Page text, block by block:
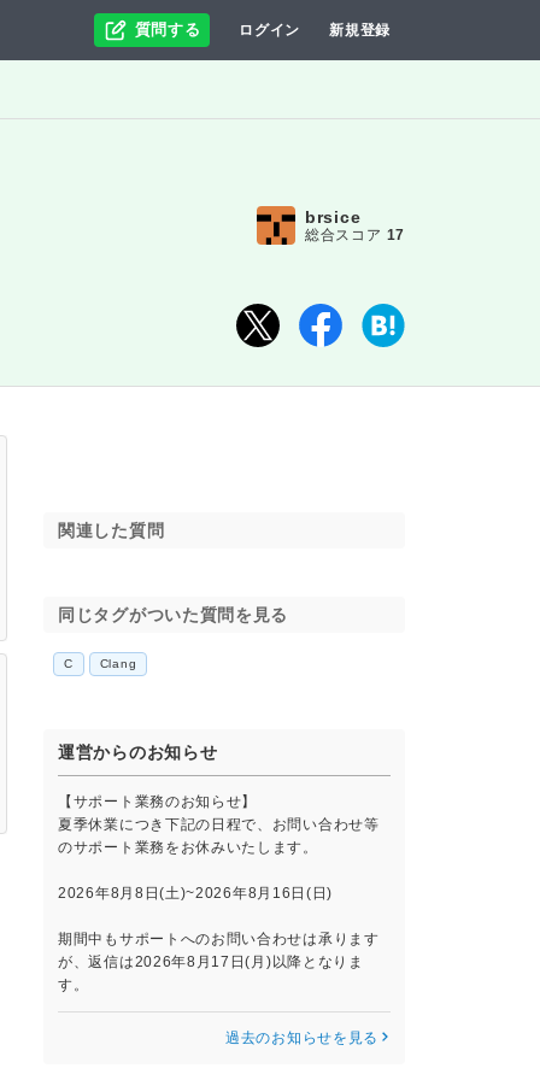
質問する ログイン 新規登録
brsice
総合スコア 17
関連した質問
同じタグがついた質問を見る
C Clang
運営からのお知らせ
【サポート業務のお知らせ】
夏季休業につき下記の日程で、お問い合わせ等
のサポート業務をお休みいたします。
2026年8月8日(土)~2026年8月16日(日)
期間中もサポートへのお問い合わせは承ります
が、返信は2026年8月17日(月)以降となりま
す。
過去のお知らせを見る